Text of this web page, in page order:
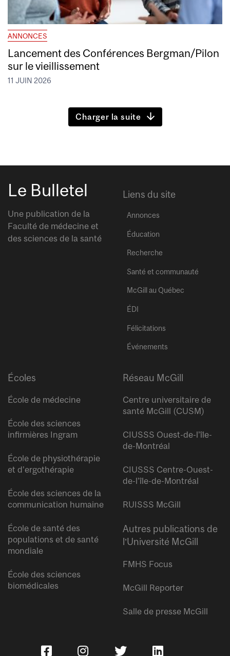
ANNONCES
Lancement des Conférences Bergman/Pilon
sur le vieillissement
11 JUIN 2026
Charger la suite
Le Bulletel
Une publication de la
Faculté de médecine et
des sciences de la santé
Liens du site
Annonces
Éducation
Recherche
Santé et communauté
McGill au Québec
ÉDI
Félicitations
Événements
Écoles
École de médecine
École des sciences
infirmières Ingram
École de physiothérapie
et d’ergothérapie
École des sciences de la
communication humaine
École de santé des
populations et de santé
mondiale
École des sciences
biomédicales
Réseau McGill
Centre universitaire de
santé McGill (CUSM)
CIUSSS Ouest-de-l’île-
de-Montréal
CIUSSS Centre-Ouest-
de-l’île-de-Montréal
RUISSS McGill
Autres publications de
l’Université McGill
FMHS Focus
McGill Reporter
Salle de presse McGill